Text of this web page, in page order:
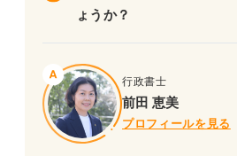
ょうか？
行政書士
前田 恵美
プロフィールを見る